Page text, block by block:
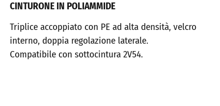
CINTURONE IN POLIAMMIDE
Triplice accoppiato con PE ad alta densità, velcro
interno, doppia regolazione laterale.
Compatibile con sottocintura 2V54.